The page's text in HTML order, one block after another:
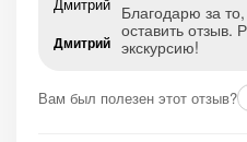
Дмитрий
Благодарю за
оставить отзыв.
экскурсию!
Вам был полезен этот отзыв?